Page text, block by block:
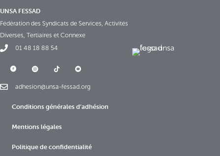
Conditions générales d’adhésion
Mentions légales
Politique de confidentialité
UNSA FESSAD
Fédération des Syndicats de Services, Activités
Diverses, Tertiaires et Connexe
01 48 18 88 54
adhesion@unsa-fessad.org